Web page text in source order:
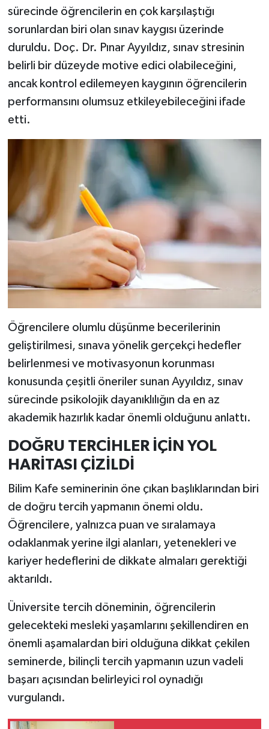
sürecinde öğrencilerin en çok karşılaştığı
sorunlardan biri olan sınav kaygısı üzerinde
duruldu. Doç. Dr. Pınar Ayyıldız, sınav stresinin
belirli bir düzeyde motive edici olabileceğini,
ancak kontrol edilemeyen kaygının öğrencilerin
performansını olumsuz etkileyebileceğini ifade
etti.
Öğrencilere olumlu düşünme becerilerinin
geliştirilmesi, sınava yönelik gerçekçi hedefler
belirlenmesi ve motivasyonun korunması
konusunda çeşitli öneriler sunan Ayyıldız, sınav
sürecinde psikolojik dayanıklılığın da en az
akademik hazırlık kadar önemli olduğunu anlattı.
DOĞRU TERCİHLER İÇİN YOL
HARİTASI ÇİZİLDİ
Bilim Kafe seminerinin öne çıkan başlıklarından biri
de doğru tercih yapmanın önemi oldu.
Öğrencilere, yalnızca puan ve sıralamaya
odaklanmak yerine ilgi alanları, yetenekleri ve
kariyer hedeflerini de dikkate almaları gerektiği
aktarıldı.
Üniversite tercih döneminin, öğrencilerin
gelecekteki mesleki yaşamlarını şekillendiren en
önemli aşamalardan biri olduğuna dikkat çekilen
seminerde, bilinçli tercih yapmanın uzun vadeli
başarı açısından belirleyici rol oynadığı
vurgulandı.